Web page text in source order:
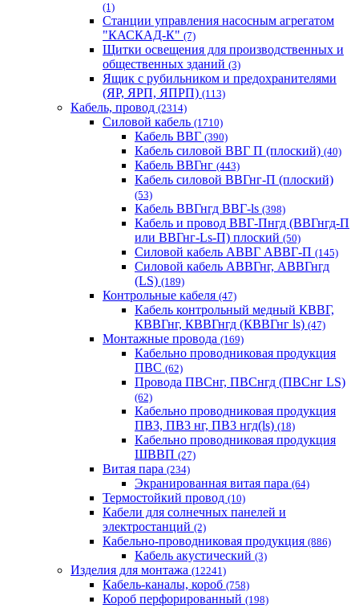
(1)
Станции управления насосным агрегатом
"КАСКАД-К" (7)
Щитки освещения для производственных и
общественных зданий (3)
Ящик с рубильником и предохранителями
(ЯР, ЯРП, ЯПРП) (113)
Кабель, провод (2314)
Силовой кабель (1710)
Кабель ВВГ (390)
Кабель силовой ВВГ П (плоский) (40)
Кабель ВВГнг (443)
Кабель силовой ВВГнг-П (плоский)
(53)
Кабель ВВГнгд ВВГ-ls (398)
Кабель и провод ВВГ-Пнгд (ВВГнгд-П
или ВВГнг-Ls-П) плоский (50)
Силовой кабель АВВГ АВВГ-П (145)
Силовой кабель АВВГнг, АВВГнгд
(LS) (189)
Контрольные кабеля (47)
Кабель контрольный медный КВВГ,
КВВГнг, КВВГнгд (КВВГнг ls) (47)
Монтажные провода (169)
Кабельно проводниковая продукция
ПВС (62)
Провода ПВСнг, ПВСнгд (ПВСнг LS)
(62)
Кабельно проводниковая продукция
ПВ3, ПВ3 нг, ПВ3 нгд(ls) (18)
Кабельно проводниковая продукция
ШВВП (27)
Витая пара (234)
Экранированная витая пара (64)
Термостойкий провод (10)
Кабели для солнечных панелей и
электростанций (2)
Кабельно-проводниковая продукция (886)
Кабель акустический (3)
Изделия для монтажа (12241)
Кабель-каналы, короб (758)
Короб перфорированный (198)